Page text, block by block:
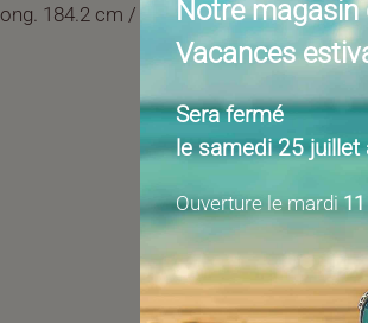
184.2 cm / Ouvert 243 cm
Notre magasin
Vacances
Sera fermé
le samedi 25 juillet
Ouverture le mardi